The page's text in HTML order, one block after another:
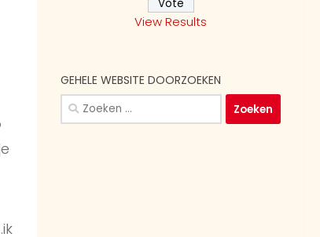
View Results
GEHELE WEBSITE DOORZOEKEN
Zoeken
naar: